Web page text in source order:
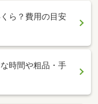
ら？費用の目安
時間や粗品・手